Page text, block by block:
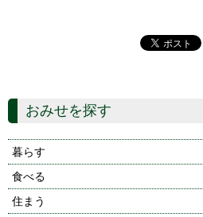
おみせを探す
暮らす
食べる
住まう